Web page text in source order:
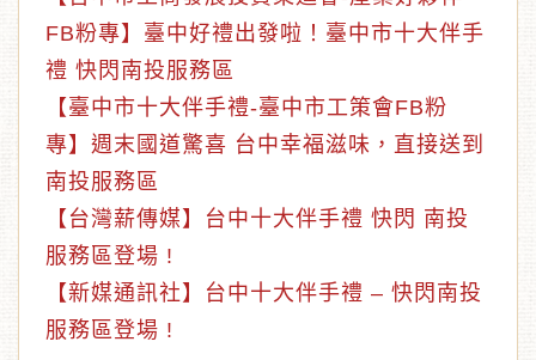
FB粉專】臺中好禮出發啦！臺中市十大伴手
禮 快閃南投服務區
【臺中市十大伴手禮-臺中市工策會FB粉
專】週末國道驚喜 台中幸福滋味，直接送到
南投服務區
【台灣薪傳媒】台中十大伴手禮 快閃 南投
服務區登場 !
【新媒通訊社】台中十大伴手禮 – 快閃南投
服務區登場 !